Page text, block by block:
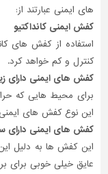
های ایمنی عبارتند از:
کفش ایمنی کانداکتیو
استفاده از کفش های
کنترل و کم خواهد کرد.
کفش های ایمنی دارای
برای محیط هایی که
این نوع کفش های ایمنی
کفش های ایمنی دارای
این کفش ها به دلیل
عایق خیلی خوبی برای